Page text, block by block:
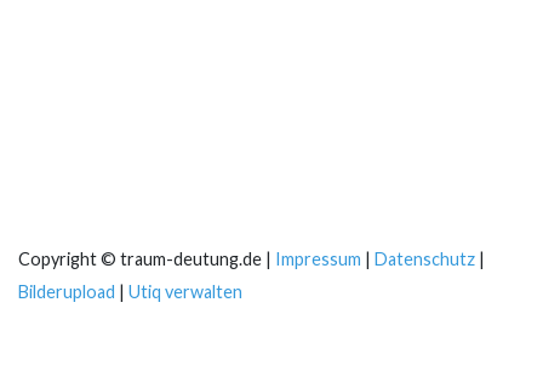
Copyright © traum-deutung.de | Impressum | Datenschutz |
Bilderupload | Utiq verwalten